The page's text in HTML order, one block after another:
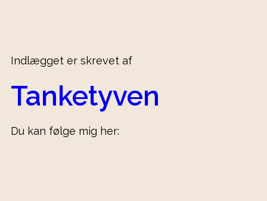
Indlægget er skrevet af
Tanketyven
Du kan følge mig her: